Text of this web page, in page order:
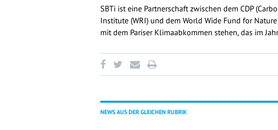
SBTi ist eine Partnerschaft zwischen dem CDP
Institute (WRI) und dem World Wide Fund for
mit dem Pariser Klimaabkommen stehen, das im
NEWS AUS DER GLEICHEN RUBRIK